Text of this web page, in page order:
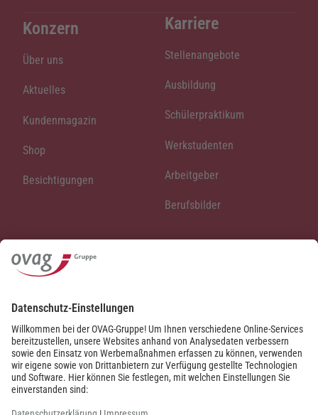
Konzern
Über uns
Aktuelles
Kundenmagazin
Shop
Besichtigungen
Karriere
Stellenangebote
Ausbildung
Schülerpraktikum
Werkstudenten
Arbeitgeber
Berufsbilder
Klasse Klassik Sommer